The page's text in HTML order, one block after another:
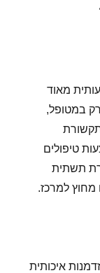
מאוד
במטופל,
טיפולים
תשתית
למרכז.
איכותית